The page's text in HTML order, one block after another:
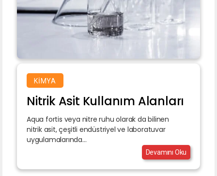
KIMYA
Nitrik Asit Kullanım Alanları
Aqua fortis veya nitre ruhu olarak da bilinen
nitrik asit, çeşitli endüstriyel ve laboratuvar
uygulamalarında...
Devamını Oku